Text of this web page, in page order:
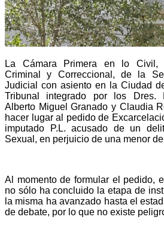
La Cámara Primera en lo Civil,
Criminal y Correccional, de la
Judicial con asiento en la Ciudad
Tribunal integrado por los Dres.
Alberto Miguel Granado y Claudia
hacer lugar al pedido de
imputado P.L. acusado de un
Sexual, en perjuicio de una menor
Al momento de formular el pedido,
no sólo ha concluido la etapa de
la misma ha avanzado hasta el
de debate, por lo que no existe